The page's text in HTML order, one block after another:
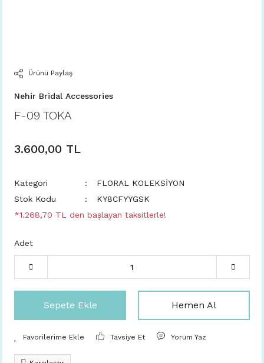
Ürünü Paylaş
Nehir Bridal Accessories
F-09 TOKA
3.600,00 TL
Kategori
FLORAL KOLEKSİYON
Stok Kodu
KY8CFYYGSK
*1.268,70 TL den başlayan taksitlerle!
Adet
Sepete Ekle Hemen Al
Tavsiye Et Yorum Yaz